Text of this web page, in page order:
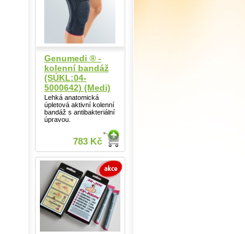
Genumedi ® -
kolenní bandáž
(SÚKL:04-
5000642) (Medi)
Lehká anatomická
úpletová aktivní kolenní
bandáž s antibakteriální
úpravou.
783 Kč